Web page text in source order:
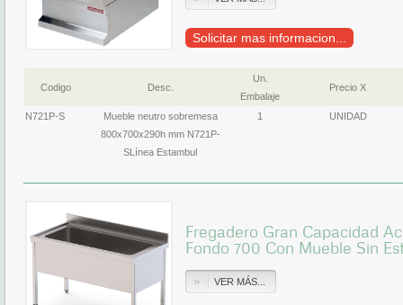
Solicitar mas informacion...
Codigo Desc.
Un.
Embalaje
Precio X
N721P-S
Mueble neutro sobremesa
800x700x290h mm N721P-
SLínea Estambul
1 UNIDAD
Fregadero Gran Capacidad
Fondo 700 Con Mueble Sin
VER MÁS...